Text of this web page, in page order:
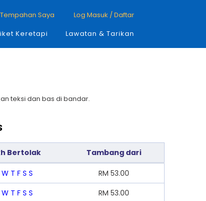
Saya
Log Masuk / Daftar
Keretapi Lawatan & Tarikan
teksi dan bas di bandar.
Bertolak Tambang dari
W T F S S RM 53.00
W T F S S RM 53.00